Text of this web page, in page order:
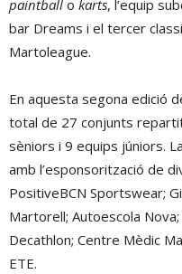
paintball o karts, l’equip
bar Dreams i el tercer
Martoleague.
En aquesta segona edició
total de 27 conjunts
sèniors i 9 equips júniors.
amb l’esponsorització de
PositiveBCN Sportswear;
Martorell; Autoescola
Decathlon; Centre Mèdic
ETE.